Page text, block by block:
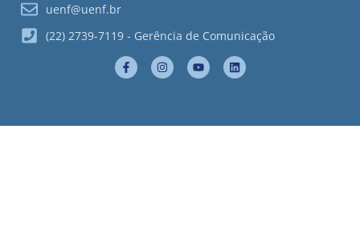
uenf@uenf.br
(22) 2739-7119 - Gerência de Comunicação